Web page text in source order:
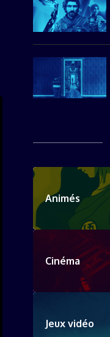
Animés
Cinéma
Jeux vidéo